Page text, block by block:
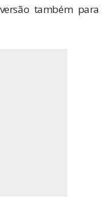
também para